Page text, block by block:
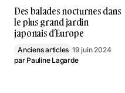
Des balades nocturnes dans
le plus grand jardin
japonais d’Europe
Anciens articles 19 juin 2024
par Pauline Lagarde